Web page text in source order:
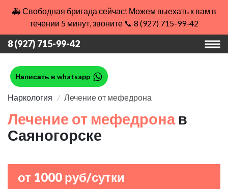
🚑 Свободная бригада сейчас! Можем выехать к вам в
течении 5 минут, звоните 📞 8 (927) 715-99-42
8 (927) 715-99-42
Написать в whatsapp
Наркология Лечение от мефедрона
Лечение от мефедрона в
Саяногорске
от 1000 руб/сутки